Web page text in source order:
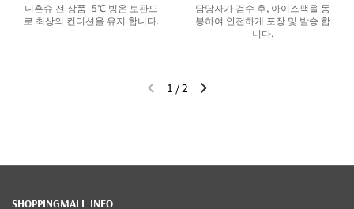
니혼슈 전 상품 -5℃ 빙온 보관으
로 최상의 컨디션을 유지 합니다.
담당자가 검수 후, 아이스팩을 동
봉하여 안전하게 포장 및 발송 합
니다.
이전 슬라이드다음 슬라이드
1 /2
SHOPPINGMALL INFO